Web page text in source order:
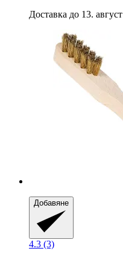
Доставка до 13. август
Добавяне
4.3 (3)